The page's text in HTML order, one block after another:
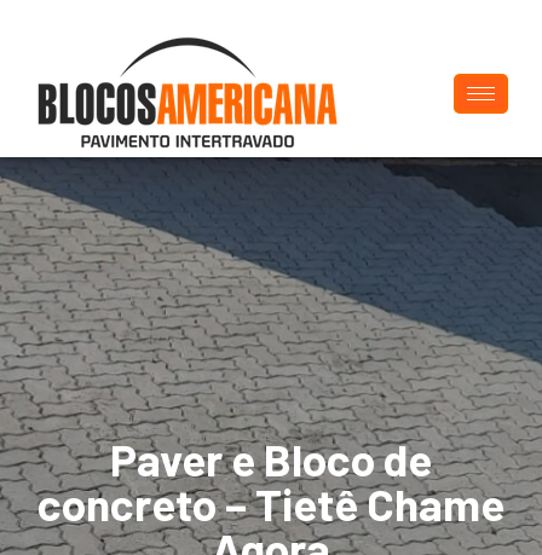
Paver e Bloco de
concreto – Tietê Chame